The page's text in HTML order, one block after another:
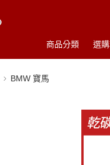
商品分類 選
BMW 寶馬